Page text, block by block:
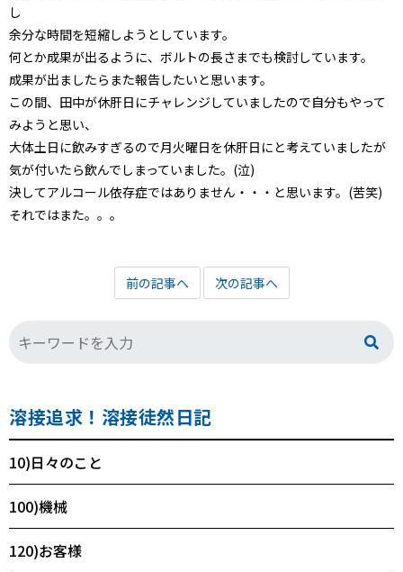
し
余分な時間を短縮しようとしています。
何とか成果が出るように、ボルトの長さまでも検討しています。
成果が出ましたらまた報告したいと思います。
この間、田中が休肝日にチャレンジしていましたので自分もやって
みようと思い、
大体土日に飲みすぎるので月火曜日を休肝日にと考えていましたが
気が付いたら飲んでしまっていました。(泣)
決してアルコール依存症ではありません・・・と思います。(苦笑)
それではまた。。。
前の記事へ 次の記事へ
溶接追求！溶接徒然日記
10)日々のこと
100)機械
120)お客様